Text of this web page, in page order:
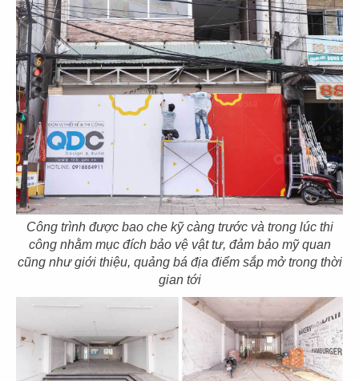
Công trình được bao che kỹ càng trước và trong lúc thi
công nhằm mục đích bảo vệ vật tư, đảm bảo mỹ quan
cũng như giới thiệu, quảng bá địa điểm sắp mở trong thời
gian tới
25
EL GAUCHO
CN Phú Mỹ Hưng
26
EL GAUCHO
CN Hikari - Bình Dương
27
EL GAUCHO
CN Xuân Thủy Q.2
28
EL GAUCHO
CN Vincom Long Biên
29
EL GAUCHO
CN Lotte Mall - Tây Hồ
30
EL GAUCHO
CN Wink Hotel - Đà Nẵng